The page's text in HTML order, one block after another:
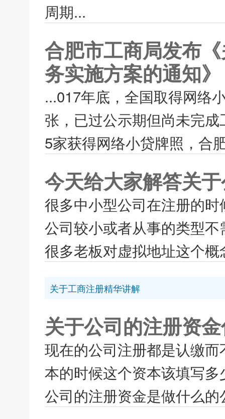
周期...
合肥市工商局发布
务实施方案的通知》
...017年底，全国取得网络
张，已过公示期但尚未完
5家获得网络小贷牌照，合
今天给大家解答关
很多中小型公司在注册的
公司较小或者从事的类型
很多老板对虚拟地址这个
关于工商注册精华讲解
关于公司的注册资
现在的公司注册都是认缴
本的时候这个资本该填写
公司的注册资金是做什么